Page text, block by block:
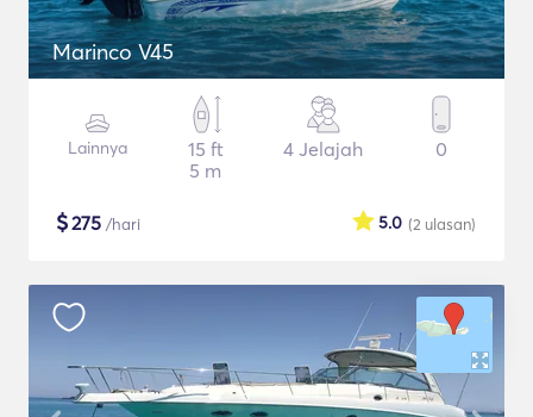
Marinco V45
Lainnya
15 ft
5 m
4 Jelajah 0
$275 /hari (2 ulasan)
5.0